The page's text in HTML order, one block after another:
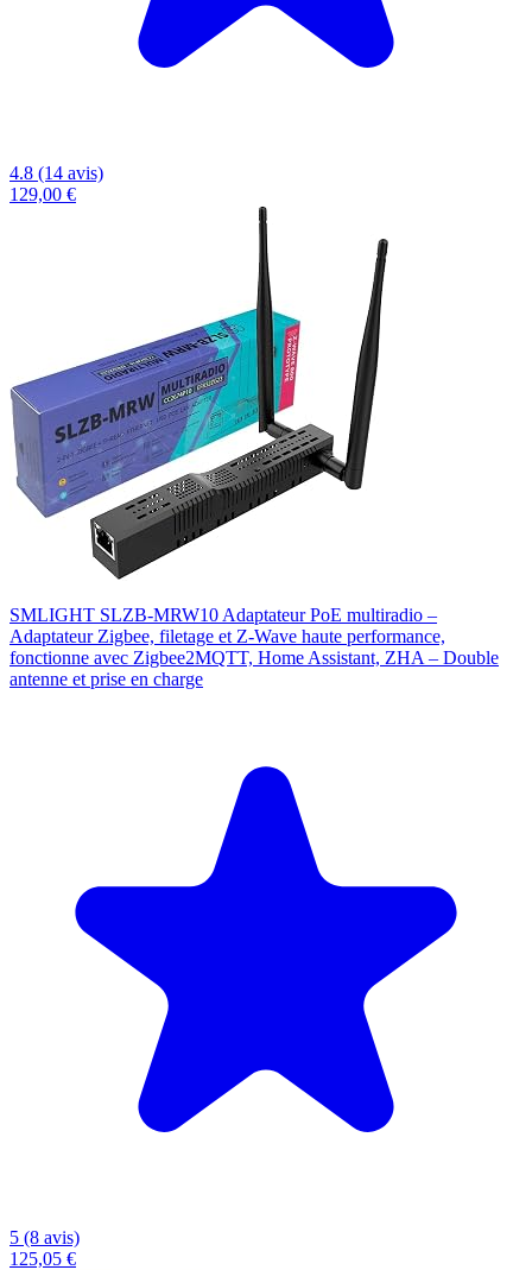
4.8 (14 avis)
129,00 €
SMLIGHT SLZB-MRW10 Adaptateur PoE multiradio –
Adaptateur Zigbee, filetage et Z-Wave haute performance,
fonctionne avec Zigbee2MQTT, Home Assistant, ZHA – Double
antenne et prise en charge
5 (8 avis)
125,05 €